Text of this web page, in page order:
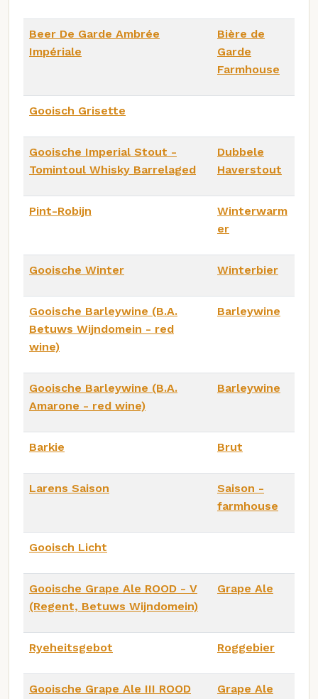
Beer De Garde Ambrée
Impériale
Bière de
Garde
Farmhouse
Gooisch Grisette
Gooische Imperial Stout -
Tomintoul Whisky Barrelaged
Dubbele
Haverstout
Pint-Robijn
Winterwarm
er
Gooische Winter Winterbier
Gooische Barleywine (B.A.
Betuws Wijndomein - red
wine)
Barleywine
Gooische Barleywine (B.A.
Amarone - red wine)
Barleywine
Barkie Brut
Larens Saison
Saison -
farmhouse
Gooisch Licht
Gooische Grape Ale ROOD - V
(Regent, Betuws Wijndomein)
Grape Ale
Ryeheitsgebot Roggebier
Gooische Grape Ale III ROOD
Grape Ale